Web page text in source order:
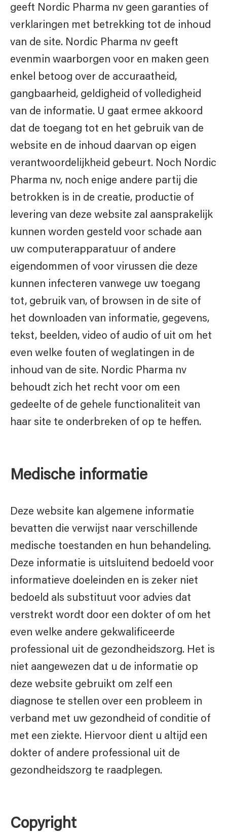
geeft Nordic Pharma nv geen garanties of
verklaringen met betrekking tot de inhoud
van de site. Nordic Pharma nv geeft
evenmin waarborgen voor en maken geen
enkel betoog over de accuraatheid,
gangbaarheid, geldigheid of volledigheid
van de informatie. U gaat ermee akkoord
dat de toegang tot en het gebruik van de
website en de inhoud daarvan op eigen
verantwoordelijkheid gebeurt. Noch Nordic
Pharma nv, noch enige andere partij die
betrokken is in de creatie, productie of
levering van deze website zal aansprakelijk
kunnen worden gesteld voor schade aan
uw computerapparatuur of andere
eigendommen of voor virussen die deze
kunnen infecteren vanwege uw toegang
tot, gebruik van, of browsen in de site of
het downloaden van informatie, gegevens,
tekst, beelden, video of audio of uit om het
even welke fouten of weglatingen in de
inhoud van de site. Nordic Pharma nv
behoudt zich het recht voor om een
gedeelte of de gehele functionaliteit van
haar site te onderbreken of op te heffen.
Medische informatie
Deze website kan algemene informatie
bevatten die verwijst naar verschillende
medische toestanden en hun behandeling.
Deze informatie is uitsluitend bedoeld voor
informatieve doeleinden en is zeker niet
bedoeld als substituut voor advies dat
verstrekt wordt door een dokter of om het
even welke andere gekwalificeerde
professional uit de gezondheidszorg. Het is
niet aangewezen dat u de informatie op
deze website gebruikt om zelf een
diagnose te stellen over een probleem in
verband met uw gezondheid of conditie of
met een ziekte. Hiervoor dient u altijd een
dokter of andere professional uit de
gezondheidszorg te raadplegen.
Copyright